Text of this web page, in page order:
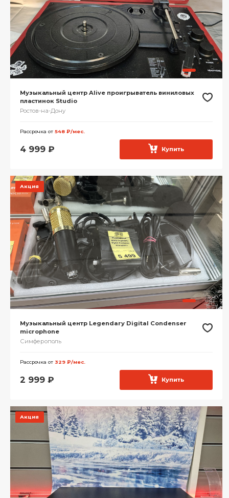
Музыкальный центр Alive проигрыватель виниловых
пластинок Studio
Ростов-на-Дону
Рассрочка от 548 ₽/мес.
4 999 ₽ Купить
Акция
Музыкальный центр Legendary Digital Condenser
microphone
Симферополь
Рассрочка от 329 ₽/мес.
2 999 ₽ Купить
Акция